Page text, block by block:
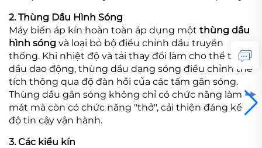
2. Thùng Dầu Hình Sóng
Máy biến áp kín hoàn toàn áp dụng một thùng dầu
hình sóng và loại bỏ bộ điều chỉnh dầu truyền
thống. Khi nhiệt độ và tải thay đổi làm cho thể tích
dầu dao động, thùng dầu dạng sóng điều chỉnh thể
tích thông qua độ đàn hồi của các tấm gân sóng.
Thùng dầu gân sóng không chỉ có chức năng làm
mát mà còn có chức năng "thở", cải thiện đáng kể
độ tin cậy vận hành.
3. Các kiểu kín